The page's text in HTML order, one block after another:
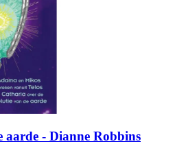
aarde - Dianne Robbins